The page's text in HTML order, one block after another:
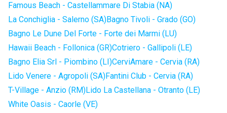
Famous Beach - Castellammare Di Stabia (NA)
La Conchiglia - Salerno (SA)Bagno Tivoli - Grado (GO)
Bagno Le Dune Del Forte - Forte dei Marmi (LU)
Hawaii Beach - Follonica (GR)Cotriero - Gallipoli (LE)
Bagno Elia Srl - Piombino (LI)CerviAmare - Cervia (RA)
Lido Venere - Agropoli (SA)Fantini Club - Cervia (RA)
T-Village - Anzio (RM)Lido La Castellana - Otranto (LE)
White Oasis - Caorle (VE)